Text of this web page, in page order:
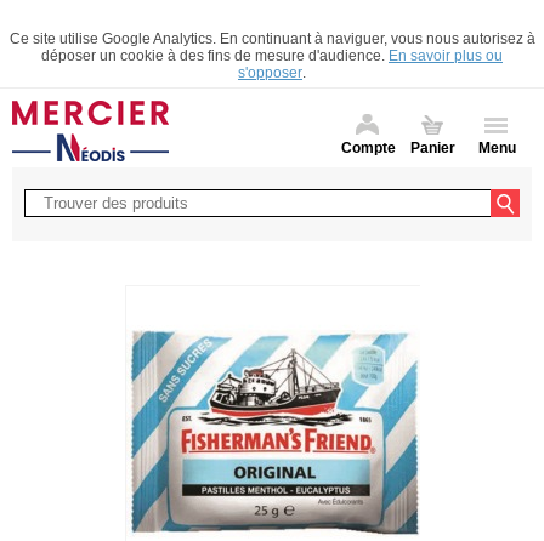
Ce site utilise Google Analytics. En continuant à naviguer, vous nous autorisez à
déposer un cookie à des fins de mesure d'audience. En savoir plus ou
s'opposer.
Compte Panier Menu